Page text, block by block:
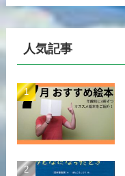
人気記事